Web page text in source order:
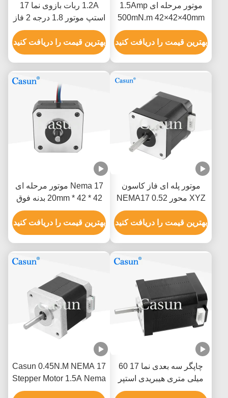
موتور مرحله ای 1.5Amp
500mN.m 42×42×40mm
NEMA 17 با ISO CE
بهترین قیمت را دریافت کنید
1.2A ربات بازوی نما 17
استپ موتور 1.8 درجه 2 فاز
با دقت بالا
بهترین قیمت را دریافت کنید
موتور پله ای فاز کاسون
XYZ محور NEMA17 0.52
نیوتن متر
بهترین قیمت را دریافت کنید
Nema 17 موتور مرحله ای
42 * 42 * 20mm بدنه فوق
نازک 1.0A 130mN.m برای
تجهیزات پزشکی
بهترین قیمت را دریافت کنید
چاپگر سه بعدی نما 17 60
میلی متری هیبریدی استپر
موتور 0.5A 0.78N.M 2 فاز
Casun 0.45N.M NEMA 17
Stepper Motor 1.5A Nema
17 48mm 2 Phase 1.8